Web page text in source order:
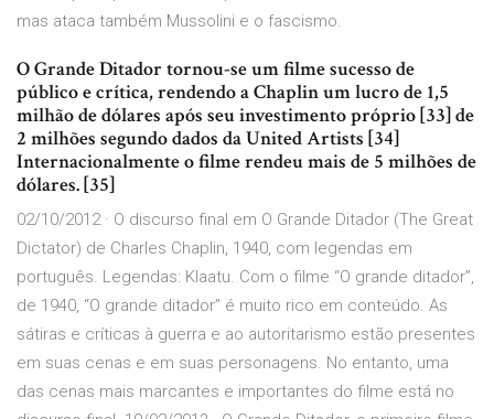
mas ataca também Mussolini e o fascismo.
O Grande Ditador tornou-se um filme sucesso de
público e crítica, rendendo a Chaplin um lucro de 1,5
milhão de dólares após seu investimento próprio [33] de
2 milhões segundo dados da United Artists [34]
Internacionalmente o filme rendeu mais de 5 milhões de
dólares. [35]
02/10/2012 · O discurso final em O Grande Ditador (The Great
Dictator) de Charles Chaplin, 1940, com legendas em
português. Legendas: Klaatu. Com o filme “O grande ditador”,
de 1940, “O grande ditador” é muito rico em conteúdo. As
sátiras e críticas à guerra e ao autoritarismo estão presentes
em suas cenas e em suas personagens. No entanto, uma
das cenas mais marcantes e importantes do filme está no